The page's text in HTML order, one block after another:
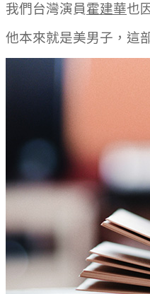
我們台灣演員霍建華也
他本來就是美男子，這